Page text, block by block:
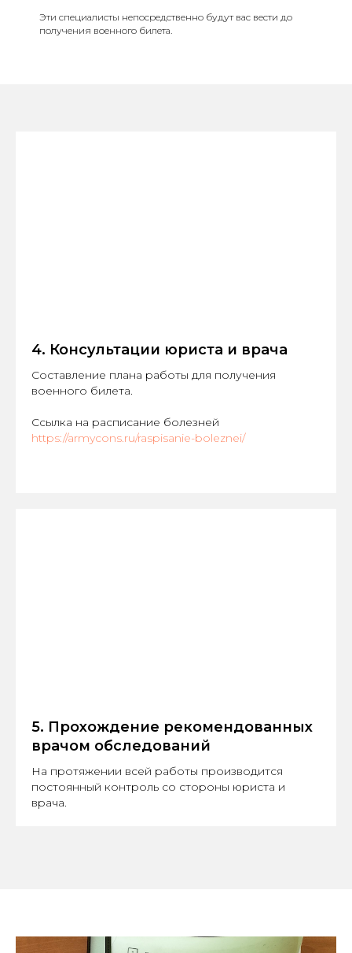
Эти специалисты непосредственно будут вас вести до
получения военного билета.
4. Консультации юриста и врача
Составление плана работы для получения
военного билета.
Ссылка на расписание болезней
https://armycons.ru/raspisanie-boleznei/
5. Прохождение рекомендованных
врачом обследований
На протяжении всей работы производится
постоянный контроль со стороны юриста и
врача.